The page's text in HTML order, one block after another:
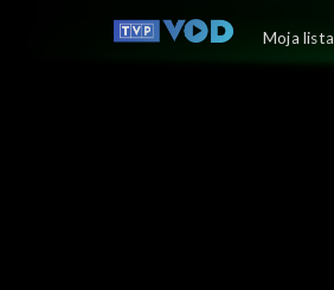
Moja lista